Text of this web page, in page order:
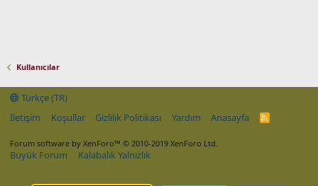
Kullanıcılar
Türkçe (TR)
İletişim
Koşullar Gizlilik Politikası Yardım Anasayfa
R
Forum software by XenForo™ © 2010-2019 XenForo Ltd.
Büyük Forum Kalabalık Yalnızlık